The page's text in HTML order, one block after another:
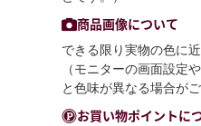
商品画像について
できる限り実物の色に
（モニターの画面設定
と色味が異なる場合が
お買い物ポイントに